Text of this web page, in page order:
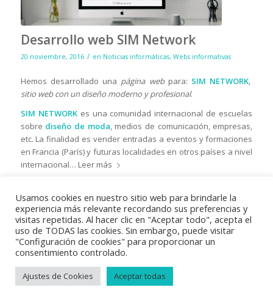
Desarrollo web SIM Network
20 noviembre, 2016 / en Noticias informáticas, Webs informativas
Hemos desarrollado una página webpara: SIM NETWORK,
sitio web con un diseño moderno y profesional.
SIM NETWORKes una comunidad internacional de escuelas
sobre diseño de moda, medios de comunicación, empresas,
etc. La finalidad es vender entradas a eventos y formaciones
en Francia (París) y futuras localidades en otros países a nivel
internacional… Leer más
© Copyright 2018Vayabits Aviso Legal| Condiciones de venta
Política de privacidad|Política de cookies
Usamos cookies en nuestro sitio web para brindarle la
experiencia más relevante recordando sus preferencias y
visitas repetidas. Al hacer clic en "Aceptar todo", acepta el
uso de TODAS las cookies. Sin embargo, puede visitar
"Configuración de cookies" para proporcionar un
consentimiento controlado.
Ajustes de Cookies Aceptar todas